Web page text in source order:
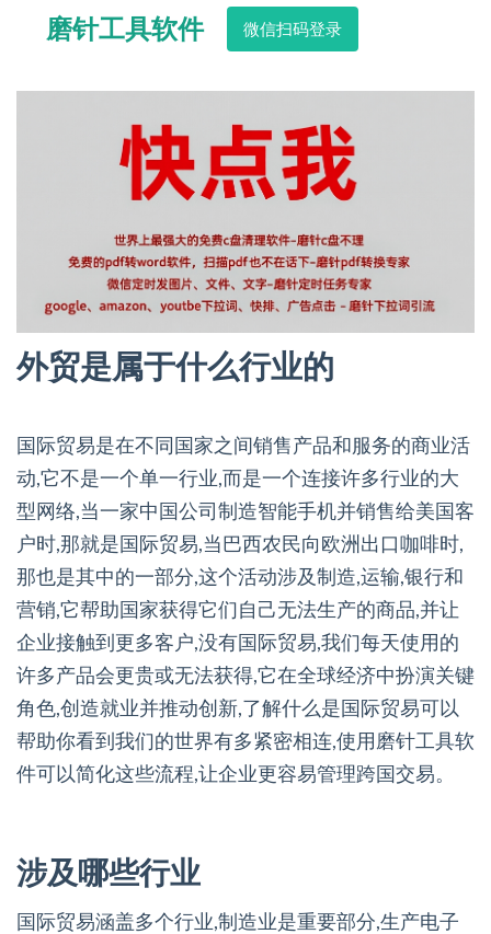
磨针工具软件 微信扫码登录
外贸是属于什么行业的
国际贸易是在不同国家之间销售产品和服务的商业活
动,它不是一个单一行业,而是一个连接许多行业的大
型网络,当一家中国公司制造智能手机并销售给美国客
户时,那就是国际贸易,当巴西农民向欧洲出口咖啡时,
那也是其中的一部分,这个活动涉及制造,运输,银行和
营销,它帮助国家获得它们自己无法生产的商品,并让
企业接触到更多客户,没有国际贸易,我们每天使用的
许多产品会更贵或无法获得,它在全球经济中扮演关键
角色,创造就业并推动创新,了解什么是国际贸易可以
帮助你看到我们的世界有多紧密相连,使用磨针工具软
件可以简化这些流程,让企业更容易管理跨国交易。
涉及哪些行业
国际贸易涵盖多个行业,制造业是重要部分,生产电子